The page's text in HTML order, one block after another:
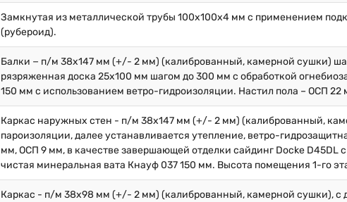
Замкнутая из металлической трубы 100х100х4 мм с применением
(рубероид).
Балки − п/м 38х147 мм (+/- 2 мм) (калиброванный, камерной сушки)
рязряженная доска 25х100 мм шагом до 300 мм с обработкой
150 мм с использованием ветро-гидроизоляции. Настил пола – ОСП 22
Каркас наружных стен - п/м 38х147 мм (+/- 2 мм) (калиброванный,
пароизоляции, далее устанавливается утепление, ветро-
мм, ОСП 9 мм, в качестве завершающей отделки сайдинг Docke
чистая минеральная вата Кнауф 037 150 мм. Высота помещения 1-го
Каркас - п/м 38х98 мм (+/- 2 мм) (калиброванный, камерной сушки), с